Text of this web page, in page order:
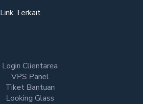
Link Terkait
Login Clientarea
VPS Panel
Tiket Bantuan
Looking Glass